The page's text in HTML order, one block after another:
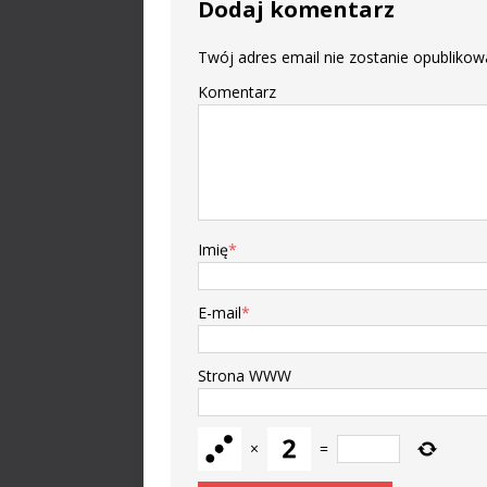
Dodaj komentarz
Twój adres email nie zostanie
Komentarz
Imię*
E-mail*
Strona WWW
× =